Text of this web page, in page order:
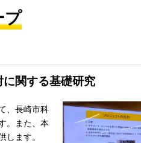
プ
関する基礎研究
、長崎市科
。また、本
ます。